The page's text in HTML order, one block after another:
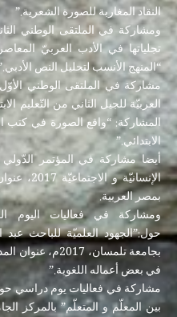
النقاد المغاربة للصورة الشعرية.”
ومشاركة في الملتقى الوطني
“المنهج الأنسب لتحليل النص
مشاركة في الملتقى الوطني
المشاركة: “واقع الصورة في كتب
الابتدائي.”
أيضا مشاركة في المؤتمر
بمصر العربية.
ومشاركة في فعاليات اليوم
حول:”الجهود العلميّة للباحث
بجامعة تلمسان،
في بعض أعماله اللغوية.”
مشاركة في فعاليات يوم دراسي